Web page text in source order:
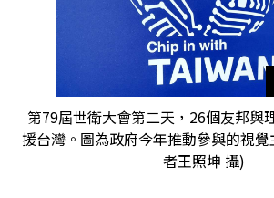
第79屆世衛大會第二天，26個友邦與
援台灣。圖為政府今年推動參與的視
者王照坤 攝)